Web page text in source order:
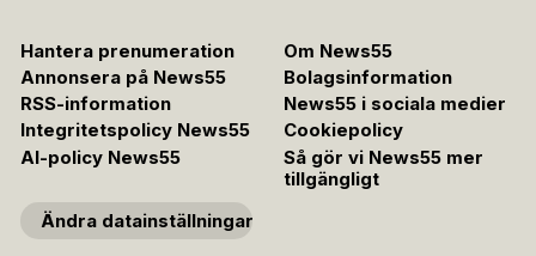
Hantera prenumeration
Om News55
Annonsera på News55
Bolagsinformation
RSS-information
News55 i sociala medier
Integritetspolicy News55
Cookiepolicy
AI-policy News55
Så gör vi News55 mer
tillgängligt
Ändra datainställningar